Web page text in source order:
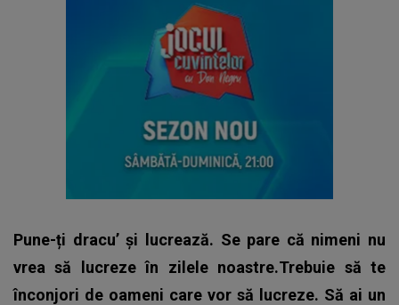
Pune-ți dracu’ și lucrează. Se pare că nimeni nu
vrea să lucreze în zilele noastre.Trebuie să te
înconjori de oameni care vor să lucreze. Să ai un